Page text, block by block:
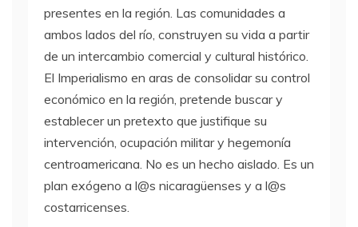
presentes en la región. Las comunidades a
ambos lados del río, construyen su vida a partir
de un intercambio comercial y cultural histórico.
El Imperialismo en aras de consolidar su control
económico en la región, pretende buscar y
establecer un pretexto que justifique su
intervención, ocupación militar y hegemonía
centroamericana. No es un hecho aislado. Es un
plan exógeno a l@s nicaragüenses y a l@s
costarricenses.